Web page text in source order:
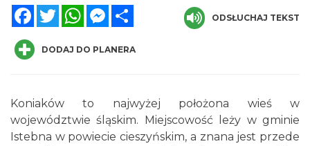
FacebookTwitterWhatsAppMessenger
ODSŁUCHAJ TEKST
DODAJ DO PLANERA
Koniaków to najwyżej położona wieś w
województwie śląskim. Miejscowość leży w gminie
Istebna w powiecie cieszyńskim, a znana jest przede